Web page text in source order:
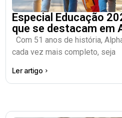
Especial Educação
que se destacam em
Com 51 anos de história,
cada vez mais completo, seja
Ler artigo